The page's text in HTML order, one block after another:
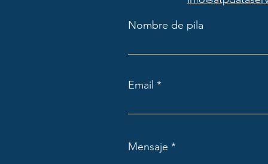
Nombre de pila
Email
Mensaje